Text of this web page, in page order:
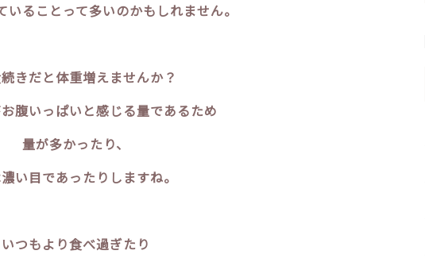
いることって多いのかもしれません。
きだと体重増えませんか？
腹いっぱいと感じる量であるため
量が多かったり、
い目であったりしますね。
いつもより食べ過ぎたり